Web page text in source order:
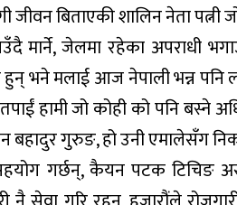
बिताएकी शालिन नेता पत्नी
मार्ने, जेलमा रहेका अपराधी
भने मलाई आज नेपाली भन्न पनि
हामी जो कोही को पनि बस्ने
बहादुर गुरुङ, हो उनी एमालेसँग
गर्छन्, कैयन पटक टिचिङ